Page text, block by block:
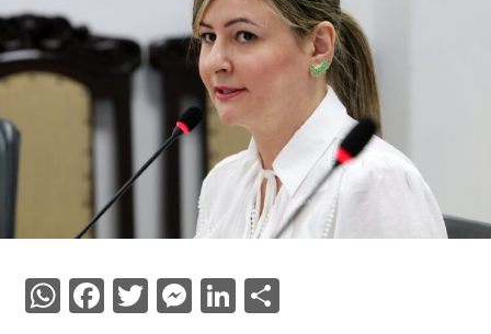
WhatsApp
Facebook
Twitter
Messenger
LinkedIn
Share